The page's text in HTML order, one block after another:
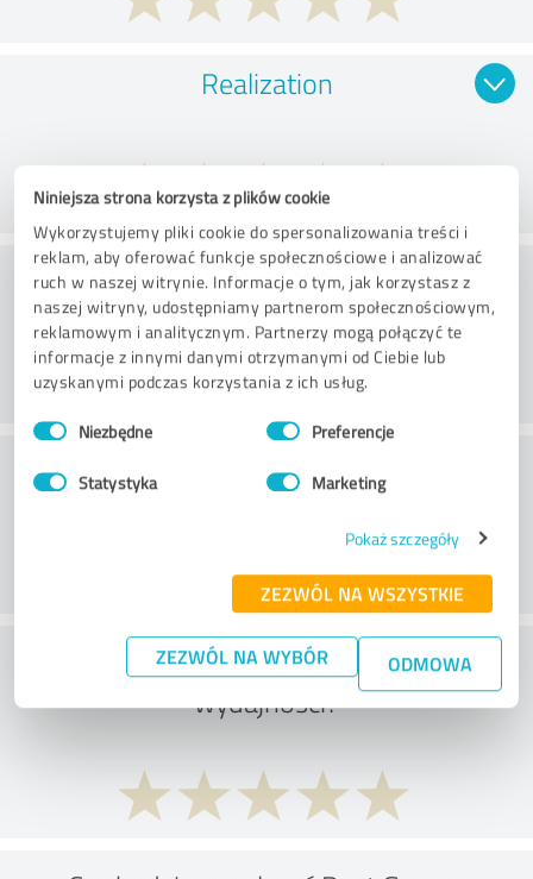
Niniejsza strona korzysta z plików cookie
Wykorzystujemy pliki cookie do spersonalizowania treści i
reklam, aby oferować funkcje społecznościowe i analizować
ruch w naszej witrynie. Informacje o tym, jak korzystasz z
naszej witryny, udostępniamy partnerom społecznościowym,
reklamowym i analitycznym. Partnerzy mogą połączyć te
informacje z innymi danymi otrzymanymi od Ciebie lub
uzyskanymi podczas korzystania z ich usług.
Wybór
zgody Niezbędne Preferencje
Statystyka Marketing
Pokaż szczegóły
ZEZWÓL NA WSZYSTKIE
ZEZWÓL NA WYBÓR ODMOWA
Realization
Doradztwo
Obsługa klienta
Co sądzisz o stosunku ceny do
wydajności?